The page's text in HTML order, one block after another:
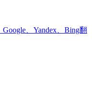
、Yandex、Bing翻